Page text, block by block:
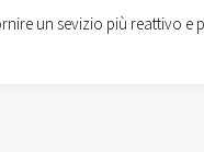
un sevizio più reattivo